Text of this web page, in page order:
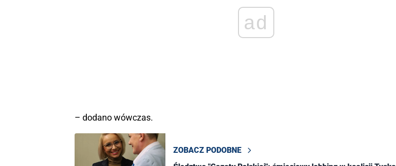
ad
– dodano wówczas.
ZOBACZ PODOBNE